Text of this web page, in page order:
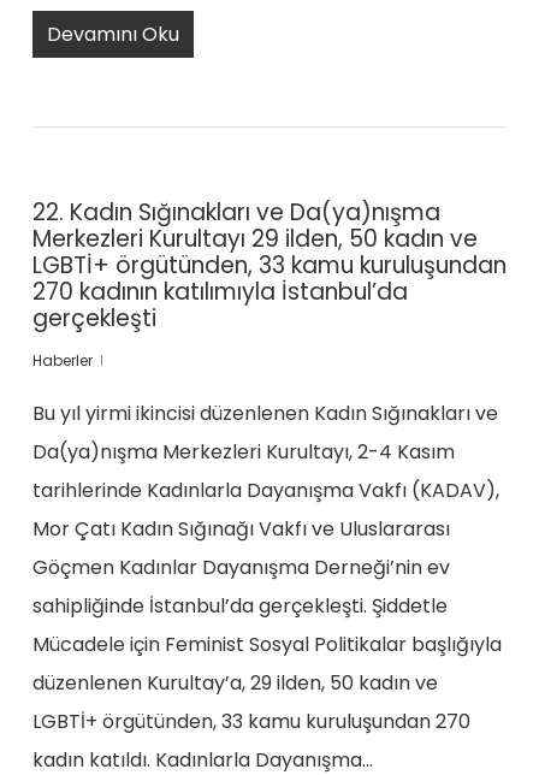
Devamını Oku
22. Kadın Sığınakları ve Da(ya)nışma
Merkezleri Kurultayı 29 ilden, 50 kadın ve
LGBTİ+ örgütünden, 33 kamu kuruluşundan
270 kadının katılımıyla İstanbul’da
gerçekleşti
Haberler
Bu yıl yirmi ikincisi düzenlenen Kadın Sığınakları ve
Da(ya)nışma Merkezleri Kurultayı, 2-4 Kasım
tarihlerinde Kadınlarla Dayanışma Vakfı (KADAV),
Mor Çatı Kadın Sığınağı Vakfı ve Uluslararası
Göçmen Kadınlar Dayanışma Derneği’nin ev
sahipliğinde İstanbul’da gerçekleşti. Şiddetle
Mücadele için Feminist Sosyal Politikalar başlığıyla
düzenlenen Kurultay’a, 29 ilden, 50 kadın ve
LGBTİ+ örgütünden, 33 kamu kuruluşundan 270
kadın katıldı. Kadınlarla Dayanışma…